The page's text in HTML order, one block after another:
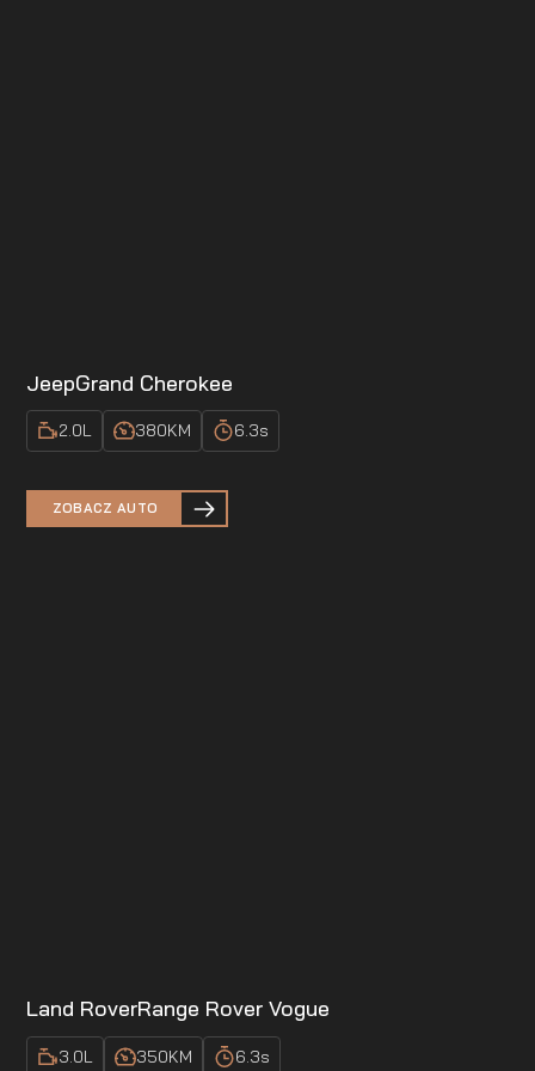
JeepGrand Cherokee
2.0L 380KM 6.3s
ZOBACZ AUTO
Land RoverRange Rover Vogue
3.0L 350KM 6.3s